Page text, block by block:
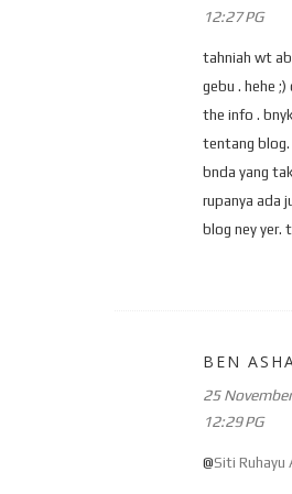
12:27 PG
tahniah wt
gebu . hehe
the info .
tentang
bnda yang
rupanya ada
blog ney yer.
BEN
25
12:29 PG
@Siti Ruhayu